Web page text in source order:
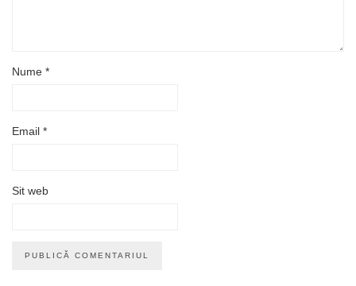
Nume *
Email *
Sit web